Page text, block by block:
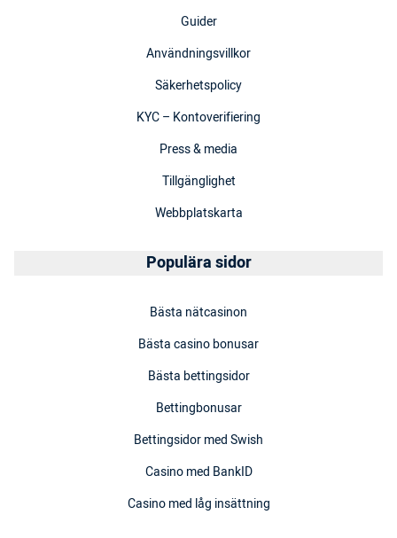
Guider
Användningsvillkor
Säkerhetspolicy
KYC – Kontoverifiering
Press & media
Tillgänglighet
Webbplatskarta
Populära sidor
Bästa nätcasinon
Bästa casino bonusar
Bästa bettingsidor
Bettingbonusar
Bettingsidor med Swish
Casino med BankID
Casino med låg insättning